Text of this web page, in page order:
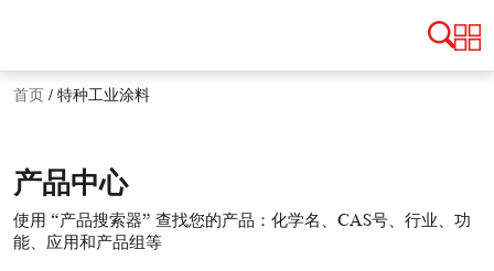
首页 / 特种工业涂料
产品中心
使用 “产品搜索器” 查找您的产品：化学名、CAS号、行业、功
能、应用和产品组等